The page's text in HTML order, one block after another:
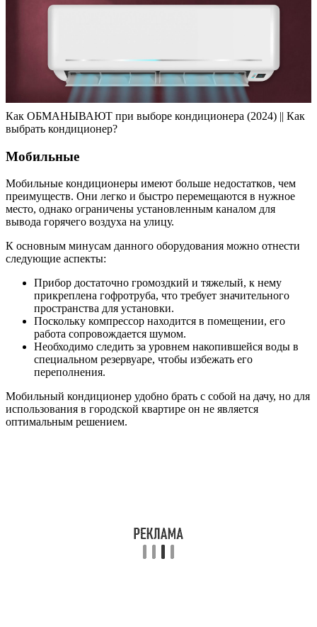
Как ОБМАНЫВАЮТ при выборе кондиционера (2024) || Как
выбрать кондиционер?
Мобильные
Мобильные кондиционеры имеют больше недостатков, чем
преимуществ. Они легко и быстро перемещаются в нужное
место, однако ограничены установленным каналом для
вывода горячего воздуха на улицу.
К основным минусам данного оборудования можно отнести
следующие аспекты:
Прибор достаточно громоздкий и тяжелый, к нему
прикреплена гофротруба, что требует значительного
пространства для установки.
Поскольку компрессор находится в помещении, его
работа сопровождается шумом.
Необходимо следить за уровнем накопившейся воды в
специальном резервуаре, чтобы избежать его
переполнения.
Мобильный кондиционер удобно брать с собой на дачу, но для
использования в городской квартире он не является
оптимальным решением.